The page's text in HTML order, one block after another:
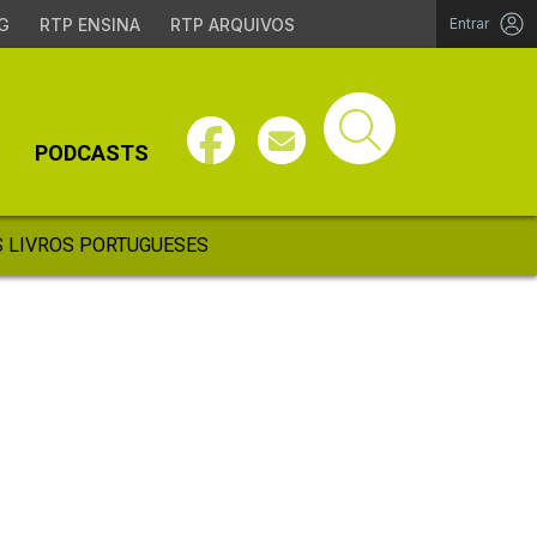
RTP ENSINA RTP ARQUIVOS Entrar
PODCASTS
LIVROS PORTUGUESES